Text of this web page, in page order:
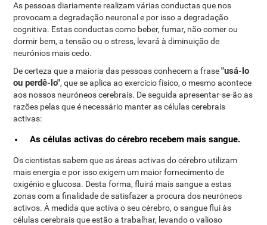
As pessoas diariamente realizam várias conductas que nos
provocam a degradação neuronal e por isso a degradação
cognitiva. Estas conductas como beber, fumar, não comer ou
dormir bem, a tensão ou o stress, levará à diminuição de
neurónios mais cedo.
De certeza que a maioria das pessoas conhecem a frase"usá-lo
ou perdê-lo", que se aplica ao exercício físico, o mesmo acontece
aos nossos neuróneos cerebrais. De seguida apresentar-se-ão as
razões pelas que é necessário manter as células cerebrais
activas:
As células activas do cérebro recebem mais sangue.
Os cientistas sabem que as áreas activas do cérebro utilizam
mais energia e por isso exigem um maior fornecimento de
oxigénio e glucosa. Desta forma, fluirá mais sangue a estas
zonas com a finalidade de satisfazer a procura dos neuróneos
activos. À medida que activa o seu cérebro, o sangue flui às
células cerebrais que estão a trabalhar, levando o valioso